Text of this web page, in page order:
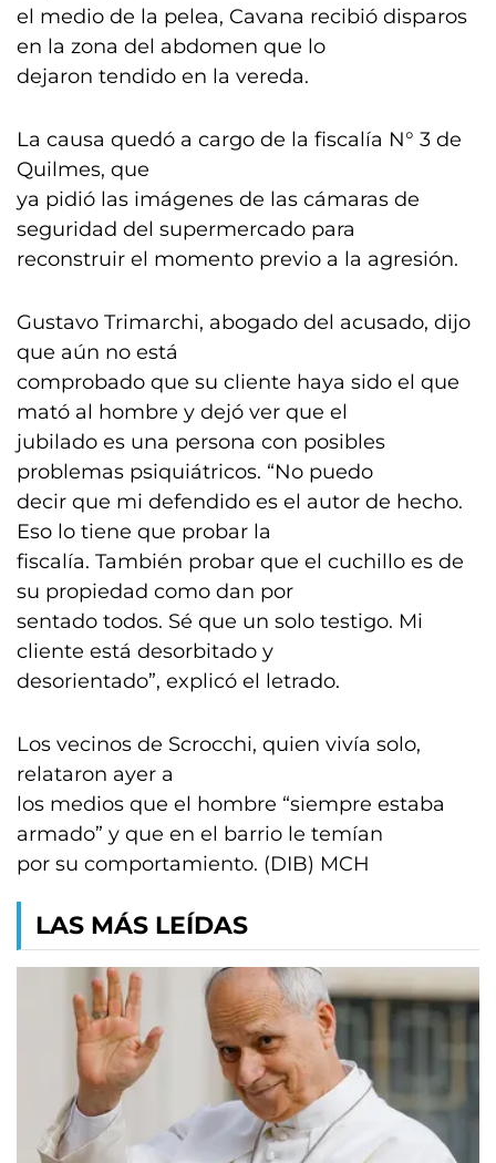
el medio de la pelea, Cavana recibió disparos
en la zona del abdomen que lo
dejaron tendido en la vereda.
La causa quedó a cargo de la fiscalía N° 3 de
Quilmes, que
ya pidió las imágenes de las cámaras de
seguridad del supermercado para
reconstruir el momento previo a la agresión.
Gustavo Trimarchi, abogado del acusado, dijo
que aún no está
comprobado que su cliente haya sido el que
mató al hombre y dejó ver que el
jubilado es una persona con posibles
problemas psiquiátricos. “No puedo
decir que mi defendido es el autor de hecho.
Eso lo tiene que probar la
fiscalía. También probar que el cuchillo es de
su propiedad como dan por
sentado todos. Sé que un solo testigo. Mi
cliente está desorbitado y
desorientado”, explicó el letrado.
Los vecinos de Scrocchi, quien vivía solo,
relataron ayer a
los medios que el hombre “siempre estaba
armado” y que en el barrio le temían
por su comportamiento. (DIB) MCH
LAS MÁS LEÍDAS